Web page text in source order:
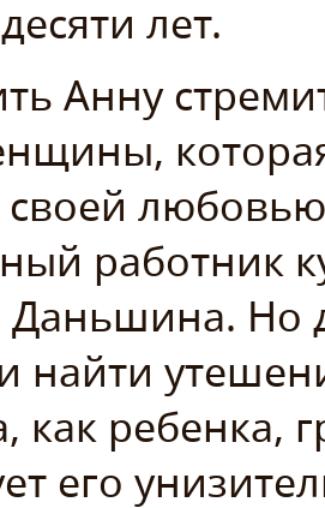
лет.
Анну
своей
работник
Но
найти
как ребенка,
его